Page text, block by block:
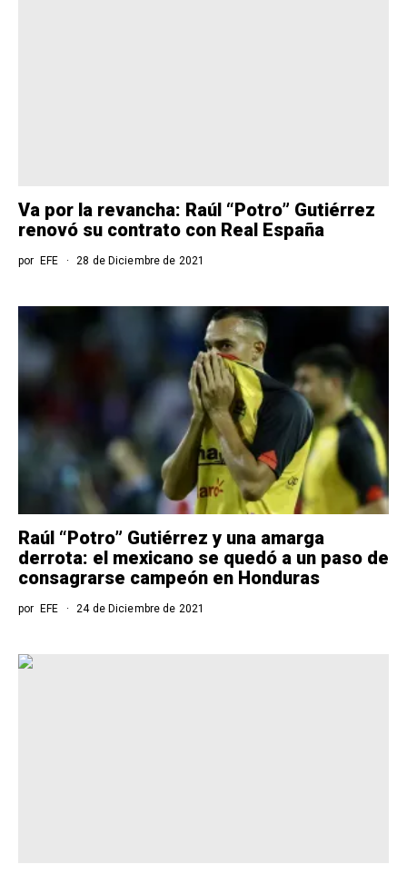
Va por la revancha: Raúl “Potro” Gutiérrez
renovó su contrato con Real España
por EFE 28 de Diciembre de 2021
Raúl “Potro” Gutiérrez y una amarga
derrota: el mexicano se quedó a un paso de
consagrarse campeón en Honduras
por EFE 24 de Diciembre de 2021